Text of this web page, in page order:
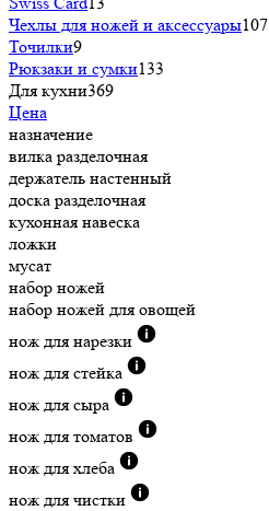
Чехлы для ножей и аксессуары107
Точилки9
Рюкзаки и сумки133
Для кухни369
Цена
назначение
вилка разделочная
держатель настенный
доска разделочная
кухонная навеска
ложки
мусат
набор ножей
набор ножей для овощей
нож для нарезки
нож для стейка
нож для сыра
нож для томатов
нож для хлеба
нож для чистки